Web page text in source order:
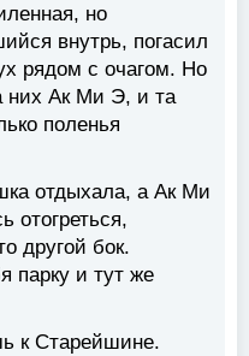
но
внутрь, погасил
рядом с очагом. Но
них Ак Ми Э, и та
поленья
отдыхала, а Ак Ми
отогреться,
другой бок.
парку и тут же
к Старейшине.